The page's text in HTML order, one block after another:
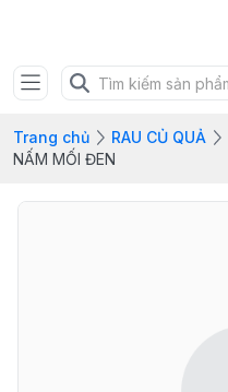
Trang chủ RAU CỦ QUẢ
NẤM MỐI ĐEN